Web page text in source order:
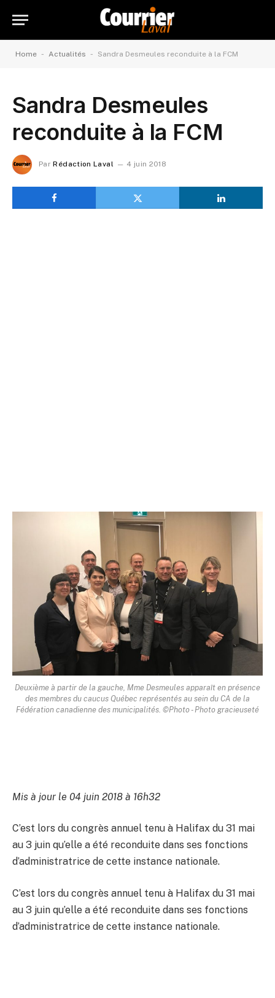
Home - Actualités - Sandra Desmeules reconduite à la FCM
Sandra Desmeules
reconduite à la FCM
Par Rédaction Laval 4 juin 2018
Deuxième à partir de la gauche, Mme Desmeules apparaît en présence
des membres du caucus Québec représentés au sein du CA de la
Fédération canadienne des municipalités. ©Photo - Photo gracieuseté
Mis à jour le 04 juin 2018 à 16h32
C’est lors du congrès annuel tenu à Halifax du 31 mai
au 3 juin qu’elle a été reconduite dans ses fonctions
d’administratrice de cette instance nationale.
C’est lors du congrès annuel tenu à Halifax du 31 mai
au 3 juin qu’elle a été reconduite dans ses fonctions
d’administratrice de cette instance nationale.